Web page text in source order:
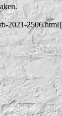
2021-2506.html]